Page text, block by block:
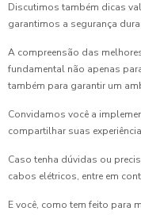
Discutimos também dicas
garantimos a segurança
A compreensão das
fundamental não apenas
também para garantir um
Convidamos você a
compartilhar suas
Caso tenha dúvidas ou
cabos elétricos, entre em
E você, como tem feito para